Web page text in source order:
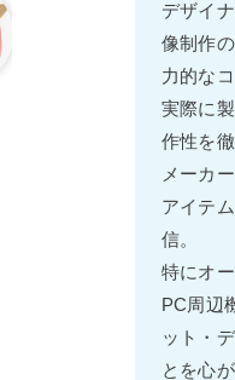
デザイ
像制作
力的な
実際に
作性を徹
メーカ
アイテ
信。
特にオ
PC周辺
ット・
とを心